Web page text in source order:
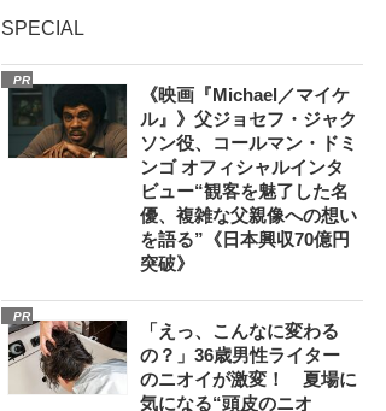
SPECIAL
PR
《映画『Michael／マイケ
ル』》父ジョセフ・ジャク
ソン役、コールマン・ドミ
ンゴ オフィシャルインタ
ビュー“観客を魅了した名
優、複雑な父親像への想い
を語る”《日本興収70億円
突破》
PR
「えっ、こんなに変わる
の？」36歳男性ライター
のニオイが激変！ 夏場に
気になる“頭皮のニオ